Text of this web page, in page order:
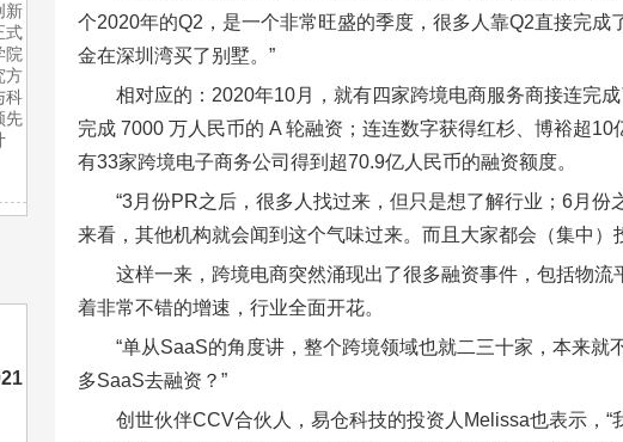
新
式
院
方
科
先
个2020年的Q2，是一个非常旺盛的季度，很多人靠Q2直接完
金在深圳湾买了别墅。”
相对应的：2020年10月，就有四家跨境电商服务商接连完
完成 7000 万人民币的 A 轮融资；连连数字获得红杉、博裕超
有33家跨境电子商务公司得到超70.9亿人民币的融资额度。
“3月份PR之后，很多人找过来，但只是想了解行业；6月
来看，其他机构就会闻到这个气味过来。而且大家都会（集中）
这样一来，跨境电商突然涌现出了很多融资事件，包括物
着非常不错的增速，行业全面开花。
“单从SaaS的角度讲，整个跨境领域也就二三十家，本来
多SaaS去融资？”
创世伙伴CCV合伙人，易仓科技的投资人Melissa也表示，